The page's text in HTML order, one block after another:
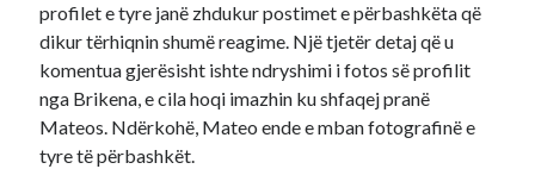
profilet e tyre janë zhdukur postimet e përbashkëta që
dikur tërhiqnin shumë reagime. Një tjetër detaj që u
komentua gjerësisht ishte ndryshimi i fotos së profilit
nga Brikena, e cila hoqi imazhin ku shfaqej pranë
Mateos. Ndërkohë, Mateo ende e mban fotografinë e
tyre të përbashkët.